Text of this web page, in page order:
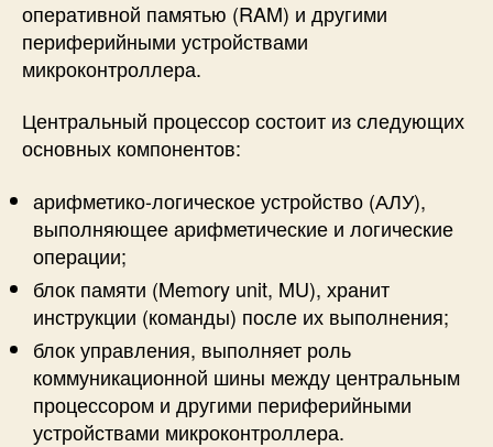
оперативной памятью (RAM) и другими
периферийными устройствами
микроконтроллера.
Центральный процессор состоит из следующих
основных компонентов:
арифметико-логическое устройство (АЛУ),
выполняющее арифметические и логические
операции;
блок памяти (Memory unit, MU), хранит
инструкции (команды) после их выполнения;
блок управления, выполняет роль
коммуникационной шины между центральным
процессором и другими периферийными
устройствами микроконтроллера.